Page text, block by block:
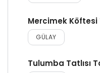
Mercimek Köftesi
GÜLAY
Tulumba Tatlısı